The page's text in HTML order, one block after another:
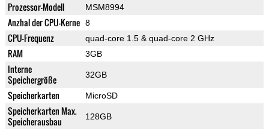
Prozessor-Modell MSM8994
Anzhal der CPU-Kerne 8
CPU-Frequenz quad-core 1.5 & quad-core 2 GHz
RAM 3GB
Interne
Speichergröße
32GB
Speicherkarten MicroSD
Speicherkarten Max.
Speicherausbau
128GB